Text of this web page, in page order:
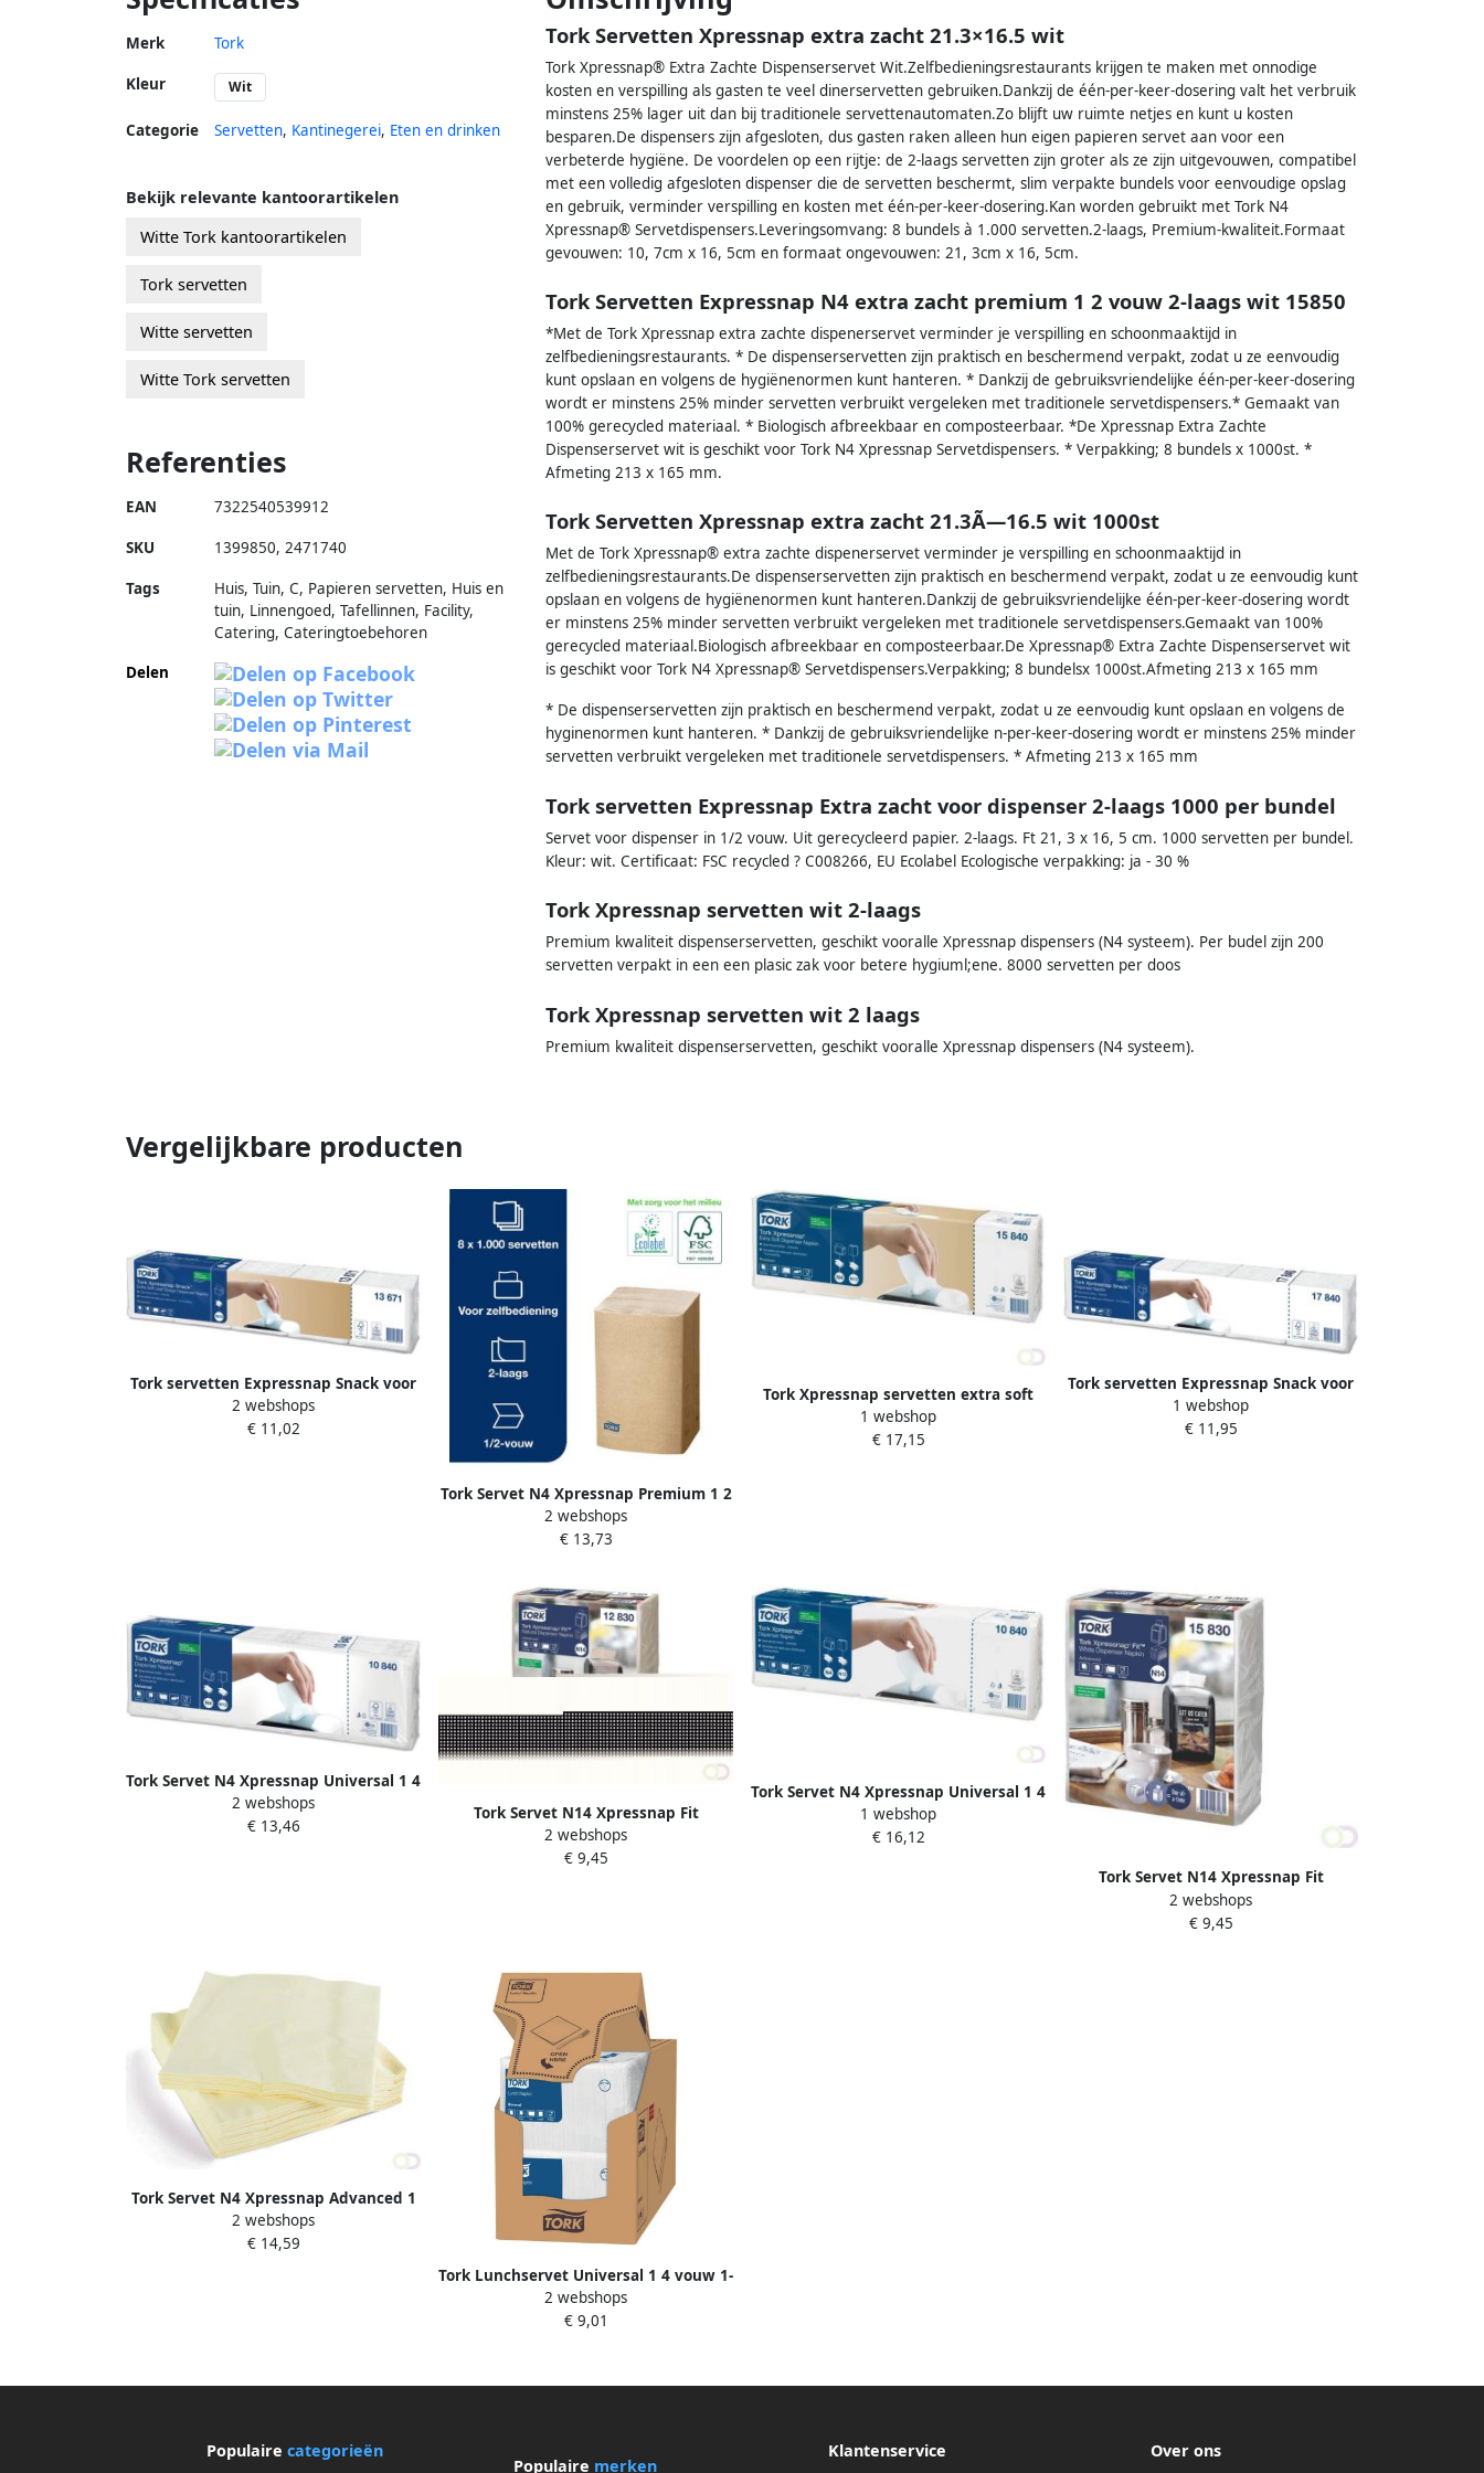
Merk Tork
Kleur Wit
Categorie Servetten, Kantinegerei, Eten en drinken
Tork Servetten Xpressnap extra zacht 21.3×16.5 wit
Tork Xpressnap® Extra Zachte Dispenserservet Wit.Zelfbedieningsrestaurants krijgen te maken met onnodige
kosten en verspilling als gasten te veel dinerservetten gebruiken.Dankzij de één-per-keer-dosering valt het verbruik
minstens 25% lager uit dan bij traditionele servettenautomaten.Zo blijft uw ruimte netjes en kunt u kosten
besparen.De dispensers zijn afgesloten, dus gasten raken alleen hun eigen papieren servet aan voor een
verbeterde hygiëne. De voordelen op een rijtje: de 2-laags servetten zijn groter als ze zijn uitgevouwen, compatibel
met een volledig afgesloten dispenser die de servetten beschermt, slim verpakte bundels voor eenvoudige opslag
en gebruik, verminder verspilling en kosten met één-per-keer-dosering.Kan worden gebruikt met Tork N4
Xpressnap® Servetdispensers.Leveringsomvang: 8 bundels à 1.000 servetten.2-laags, Premium-kwaliteit.Formaat
gevouwen: 10, 7cm x 16, 5cm en formaat ongevouwen: 21, 3cm x 16, 5cm.
Tork Servetten Expressnap N4 extra zacht premium 1 2 vouw 2-laags wit 15850
*Met de Tork Xpressnap extra zachte dispenerservet verminder je verspilling en schoonmaaktijd in
zelfbedieningsrestaurants. * De dispenserservetten zijn praktisch en beschermend verpakt, zodat u ze eenvoudig
kunt opslaan en volgens de hygiënenormen kunt hanteren. * Dankzij de gebruiksvriendelijke één-per-keer-dosering
wordt er minstens 25% minder servetten verbruikt vergeleken met traditionele servetdispensers.* Gemaakt van
100% gerecycled materiaal. * Biologisch afbreekbaar en composteerbaar. *De Xpressnap Extra Zachte
Dispenserservet wit is geschikt voor Tork N4 Xpressnap Servetdispensers. * Verpakking; 8 bundels x 1000st. *
Afmeting 213 x 165 mm.
Tork Servetten Xpressnap extra zacht 21.3Ã—16.5 wit 1000st
Met de Tork Xpressnap® extra zachte dispenerservet verminder je verspilling en schoonmaaktijd in
zelfbedieningsrestaurants.De dispenserservetten zijn praktisch en beschermend verpakt, zodat u ze eenvoudig kunt
opslaan en volgens de hygiënenormen kunt hanteren.Dankzij de gebruiksvriendelijke één-per-keer-dosering wordt
er minstens 25% minder servetten verbruikt vergeleken met traditionele servetdispensers.Gemaakt van 100%
gerecycled materiaal.Biologisch afbreekbaar en composteerbaar.De Xpressnap® Extra Zachte Dispenserservet wit
is geschikt voor Tork N4 Xpressnap® Servetdispensers.Verpakking; 8 bundelsx 1000st.Afmeting 213 x 165 mm
* De dispenserservetten zijn praktisch en beschermend verpakt, zodat u ze eenvoudig kunt opslaan en volgens de
hyginenormen kunt hanteren. * Dankzij de gebruiksvriendelijke n-per-keer-dosering wordt er minstens 25% minder
servetten verbruikt vergeleken met traditionele servetdispensers. * Afmeting 213 x 165 mm
Tork servetten Expressnap Extra zacht voor dispenser 2-laags 1000 per bundel
Servet voor dispenser in 1/2 vouw. Uit gerecycleerd papier. 2-laags. Ft 21, 3 x 16, 5 cm. 1000 servetten per bundel.
Kleur: wit. Certificaat: FSC recycled ? C008266, EU Ecolabel Ecologische verpakking: ja - 30 %
Tork Xpressnap servetten wit 2-laags
Premium kwaliteit dispenserservetten, geschikt vooralle Xpressnap dispensers (N4 systeem). Per budel zijn 200
servetten verpakt in een een plasic zak voor betere hygiuml;ene. 8000 servetten per doos
Tork Xpressnap servetten wit 2 laags
Premium kwaliteit dispenserservetten, geschikt vooralle Xpressnap dispensers (N4 systeem).
Bekijk relevante kantoorartikelen
Witte Tork kantoorartikelen
Tork servetten
Witte servetten
Witte Tork servetten
Referenties
EAN 7322540539912
SKU 1399850, 2471740
Tags
Huis, Tuin, C, Papieren servetten, Huis en
tuin, Linnengoed, Tafellinnen, Facility,
Catering, Cateringtoebehoren
Delen
Vergelijkbare producten
Tork servetten Expressnap Snack voor
dispenser 2-laags 500 per bundel
2 webshops
€ 11,02
Tork Servet N4 Xpressnap Premium 1 2
vouw 2-laags 213x165mm 1000 vel
naturel 12880
2 webshops
€ 13,73
Tork Xpressnap servetten extra soft
wit 2lg 21 3x33cm
1 webshop
€ 17,15
Tork servetten Expressnap Snack voor
dispenser 1-laags 1125 per bundel
1 webshop
€ 11,95
Tork Servet N4 Xpressnap Universal 1 4
vouw 1-laags 213x330mm 1125 vel wit
10840
2 webshops
€ 13,46
Tork Servet N14 Xpressnap Fit
Advanced multifold 2-laags
213x165mm 720 vel naturel 12830
2 webshops
€ 9,45
Tork Servet N4 Xpressnap Universal 1 4
vouw 1-laags 213x330mm 1125 vel wit
10840
1 webshop
€ 16,12
Tork Servet N14 Xpressnap Fit
Advanced multifold 2-laags
213x165mm 720 vel wit 15830
2 webshops
€ 9,45
Tork Servet N4 Xpressnap Advanced 1
4 vouw 1-laags 213x330mm 1125 vel
naturel 13840
2 webshops
€ 14,59
Tork Lunchservet Universal 1 4 vouw 1-
laags 325x325mm 500 vel wit 509300
2 webshops
€ 9,01
Populaire categorieën
Populaire merken
Klantenservice Over ons